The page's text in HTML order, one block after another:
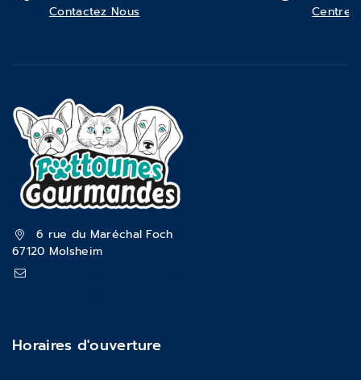
Contactez Nous Centre
6 rue du Maréchal Foch
67120 Molsheim
Horaires d'ouverture